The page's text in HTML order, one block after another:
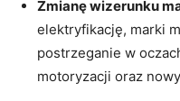
Zmianę wizerunku
elektryfikację, marki
postrzeganie w
motoryzacji oraz